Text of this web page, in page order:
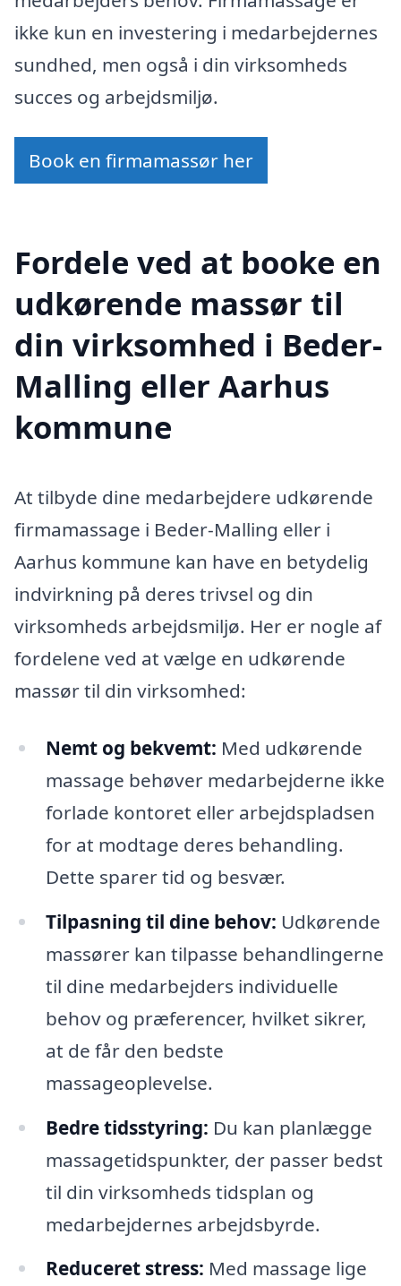
ikke kun en investering i medarbejdernes
sundhed, men også i din virksomheds
succes og arbejdsmiljø.
Book en firmamassør her
Fordele ved at booke en
udkørende massør til
din virksomhed i Beder-
Malling eller Aarhus
kommune
At tilbyde dine medarbejdere udkørende
firmamassage i Beder-Malling eller i
Aarhus kommune kan have en betydelig
indvirkning på deres trivsel og din
virksomheds arbejdsmiljø. Her er nogle af
fordelene ved at vælge en udkørende
massør til din virksomhed:
Nemt og bekvemt: Med udkørende
massage behøver medarbejderne ikke
forlade kontoret eller arbejdspladsen
for at modtage deres behandling.
Dette sparer tid og besvær.
Tilpasning til dine behov: Udkørende
massører kan tilpasse behandlingerne
til dine medarbejders individuelle
behov og præferencer, hvilket sikrer,
at de får den bedste
massageoplevelse.
Bedre tidsstyring: Du kan planlægge
massagetidspunkter, der passer bedst
til din virksomheds tidsplan og
medarbejdernes arbejdsbyrde.
Reduceret stress: Med massage lige